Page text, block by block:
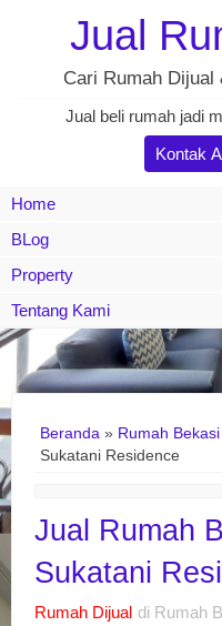
Jual
Cari Rumah Dijual
Jual beli rumah jadi
Kontak
Home
BLog
Property
Tentang Kami
Beranda » Rumah Bekasi
Sukatani Residence
Jual Rumah
Sukatani
Rumah Dijual di Rumah